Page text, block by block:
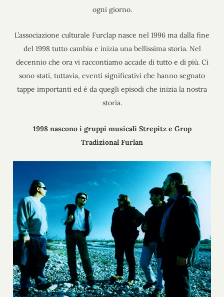
ogni giorno.
L’associazione culturale Furclap nasce nel 1996 ma dalla fine
del 1998 tutto cambia e inizia una bellissima storia. Nel
decennio che ora vi raccontiamo accade di tutto e di più. Ci
sono stati, tuttavia, eventi significativi che hanno segnato
tappe importanti ed è da quegli episodi che inizia la nostra
storia.
1998 nascono i gruppi musicali Strepitz e Grop
Tradizional Furlan